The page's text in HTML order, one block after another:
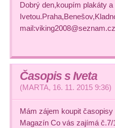
Dobrý den,koupím plakáty
Časopis s Iveta
(MARTA, 16. 11. 2015 9:36)
Mám zájem koupit časopisy
Magazín Co vás zajímá